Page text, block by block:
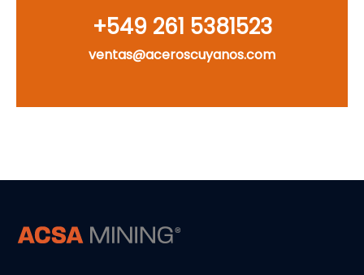
‪+549 261 5381523‬
ventas@aceroscuyanos.com